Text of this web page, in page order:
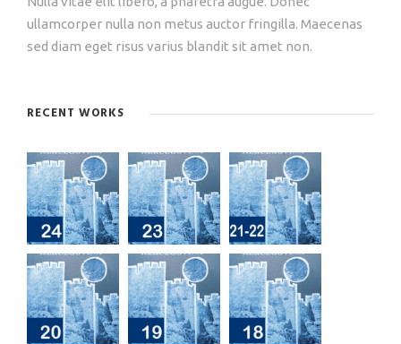
ullamcorper nulla non metus auctor fringilla. Maecenas
sed diam eget risus varius blandit sit amet non.
RECENT WORKS